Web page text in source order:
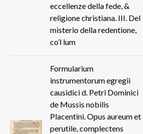
eccellenze della fede, &
religione christiana. III. Del
misterio della redentione,
co’l lum
Formularium
instrumentorum egregii
causidici d. Petri Dominici
de Mussis nobilis
Placentini. Opus aureum et
perutile, complectens